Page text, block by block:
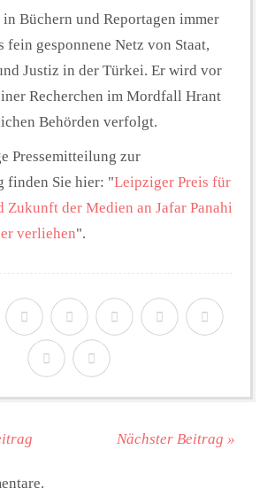
in Büchern und Reportagen immer
fein gesponnene Netz von Staat,
Justiz in der Türkei. Er wird vor
Recherchen im Mordfall Hrant
Behörden verfolgt.
Pressemitteilung zur
finden Sie hier: "Leipziger Preis für
Zukunft der Medien an Jafar Panahi
verliehen".
Nächster Beitrag »